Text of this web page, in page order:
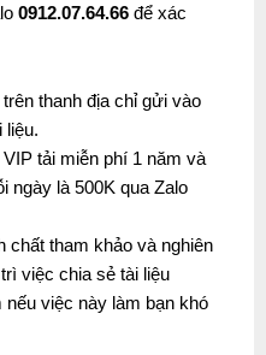
0912.07.64.66để xác
thanh địa chỉ gửi vào
liệu.
tải miễn phí 1 năm và
ngày là 500K qua Zalo
chất tham khảo và nghiên
việc chia sẻ tài liệu
việc này làm bạn khó